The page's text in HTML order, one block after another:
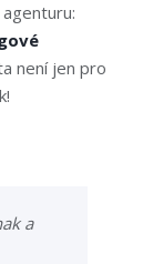
není jen pro
a